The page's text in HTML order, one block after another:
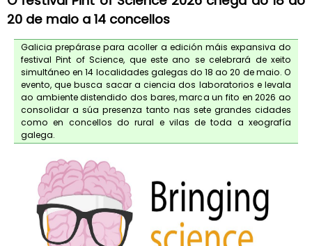
20 de maio a 14 concellos
Galicia prepárase para acoller a edición máis expansiva do
festival Pint of Science, que este ano se celebrará de xeito
simultáneo en 14 localidades galegas do 18 ao 20 de maio. O
evento, que busca sacar a ciencia dos laboratorios e levala
ao ambiente distendido dos bares, marca un fito en 2026 ao
consolidar a súa presenza tanto nas sete grandes cidades
como en concellos do rural e vilas de toda a xeografía
galega.